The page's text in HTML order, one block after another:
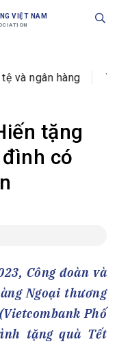
VIỆT NAM
VIB đổi tên
tặng
có
Công đoàn và
Ngoại thương
Phố
tặng quà Tết